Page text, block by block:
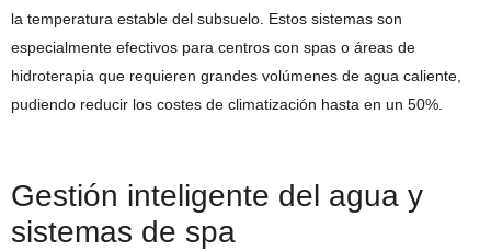
la temperatura estable del subsuelo. Estos sistemas son
especialmente efectivos para centros con spas o áreas de
hidroterapia que requieren grandes volúmenes de agua caliente,
pudiendo reducir los costes de climatización hasta en un 50%.
Gestión inteligente del agua y
sistemas de spa